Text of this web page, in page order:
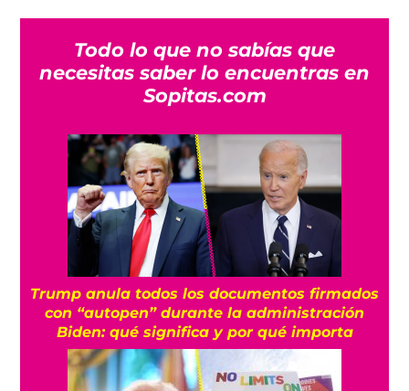
Todo lo que no sabías que
necesitas saber lo encuentras en
Sopitas.com
Trump anula todos los documentos firmados
con “autopen” durante la administración
Biden: qué significa y por qué importa